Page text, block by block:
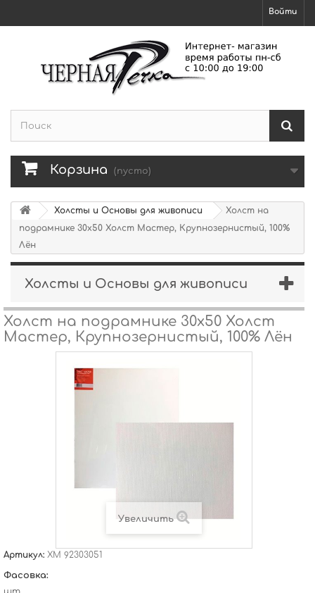
Войти
Корзина (пусто)
Холсты и Основы для живописи
Холст на
подрамнике 30х50 Холст Мастер, Крупнозернистый, 100%
Лён
Холсты и Основы для живописи
Холст на подрамнике 30х50 Холст
Мастер, Крупнозернистый, 100% Лён
Увеличить
Артикул: ХМ 92303051
Фасовка: